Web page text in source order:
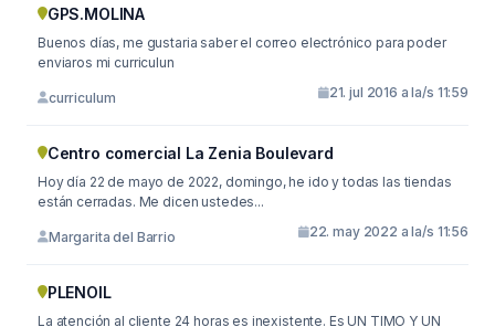
GPS.MOLINA
Buenos días, me gustaria saber el correo electrónico para poder
enviaros mi curriculun
curriculum 21. jul 2016 a la/s 11:59
Centro comercial La Zenia Boulevard
Hoy día 22 de mayo de 2022, domingo, he ido y todas las tiendas
están cerradas. Me dicen ustedes...
Margarita del Barrio 22. may 2022 a la/s 11:56
PLENOIL
La atención al cliente 24 horas es inexistente. Es UN TIMO Y UN